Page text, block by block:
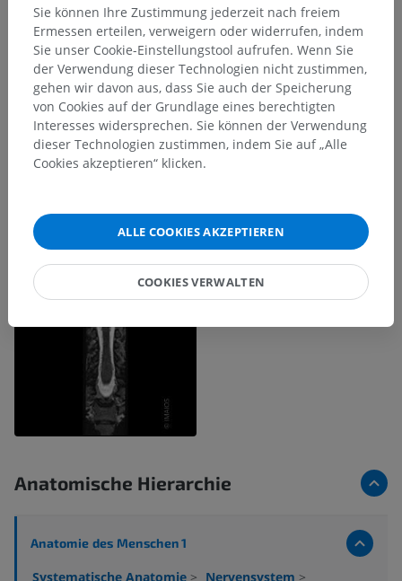
Anatomische Hierarchie
Anatomie des Menschen 1
Systematische Anatomie > Nervensystem >
Sie können Ihre Zustimmung jederzeit nach freiem
Ermessen erteilen, verweigern oder widerrufen, indem
Sie unser Cookie-Einstellungstool aufrufen. Wenn Sie
der Verwendung dieser Technologien nicht zustimmen,
gehen wir davon aus, dass Sie auch der Speicherung
von Cookies auf der Grundlage eines berechtigten
Interesses widersprechen. Sie können der Verwendung
dieser Technologien zustimmen, indem Sie auf „Alle
Cookies akzeptieren“ klicken.
ALLE COOKIES AKZEPTIEREN
COOKIES VERWALTEN